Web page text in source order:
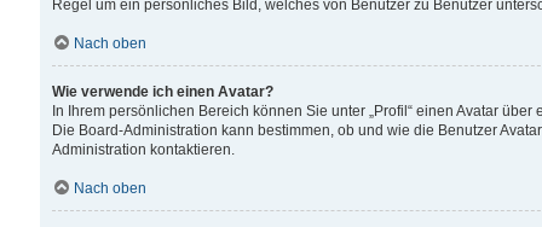
Regel um ein persönliches Bild, welches von Benutzer zu Benutzer
Nach oben
Wie verwende ich einen Avatar?
In Ihrem persönlichen Bereich können Sie unter „Profil“ einen Avatar
Die Board-Administration kann bestimmen, ob und wie die Benutzer
Administration kontaktieren.
Nach oben